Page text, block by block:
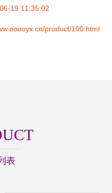
19 11:35:02
product/100.html
表